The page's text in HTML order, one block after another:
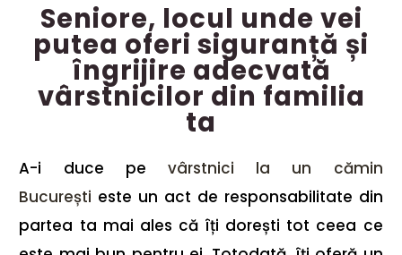
Seniore, locul unde vei
putea oferi siguranță și
îngrijire adecvată
vârstnicilor din familia
ta
A-i duce pe vârstnici la un cămin
București este un act de responsabilitate din
partea ta mai ales că îți dorești tot ceea ce